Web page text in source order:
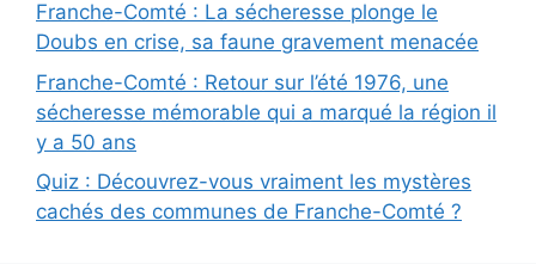
Franche-Comté : La sécheresse plonge le
Doubs en crise, sa faune gravement menacée
Franche-Comté : Retour sur l’été 1976, une
sécheresse mémorable qui a marqué la région il
y a 50 ans
Quiz : Découvrez-vous vraiment les mystères
cachés des communes de Franche-Comté ?